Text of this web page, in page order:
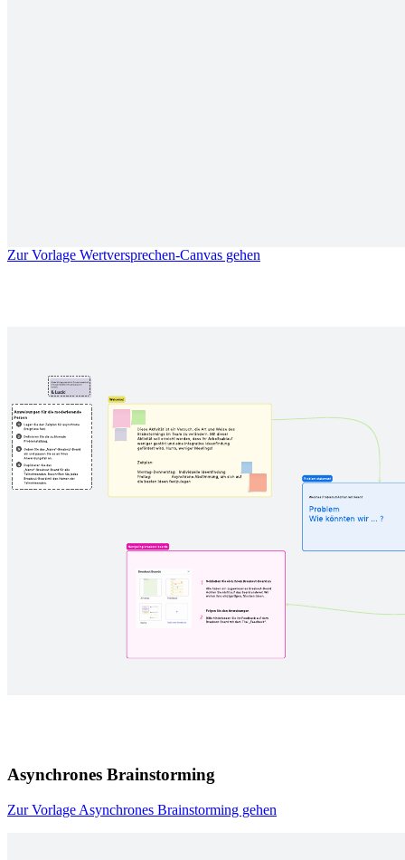
Zur Vorlage Wertversprechen-Canvas gehen
Asynchrones Brainstorming
Zur Vorlage Asynchrones Brainstorming gehen